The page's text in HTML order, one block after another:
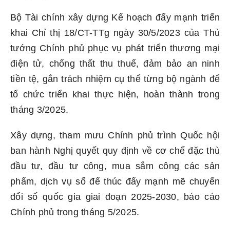
Bộ Tài chính xây dựng Kế hoạch đẩy mạnh triển
khai Chỉ thị 18/CT-TTg ngày 30/5/2023 của Thủ
tướng Chính phủ phục vụ phát triển thương mại
điện tử, chống thất thu thuế, đảm bảo an ninh
tiền tệ, gắn trách nhiệm cụ thể từng bộ ngành để
tổ chức triển khai thực hiện, hoàn thành trong
tháng 3/2025.
Xây dựng, tham mưu Chính phủ trình Quốc hội
ban hành Nghị quyết quy định về cơ chế đặc thù
đầu tư, đầu tư công, mua sắm công các sản
phẩm, dịch vụ số để thúc đẩy mạnh mẽ chuyển
đổi số quốc gia giai đoạn 2025-2030, báo cáo
Chính phủ trong tháng 5/2025.